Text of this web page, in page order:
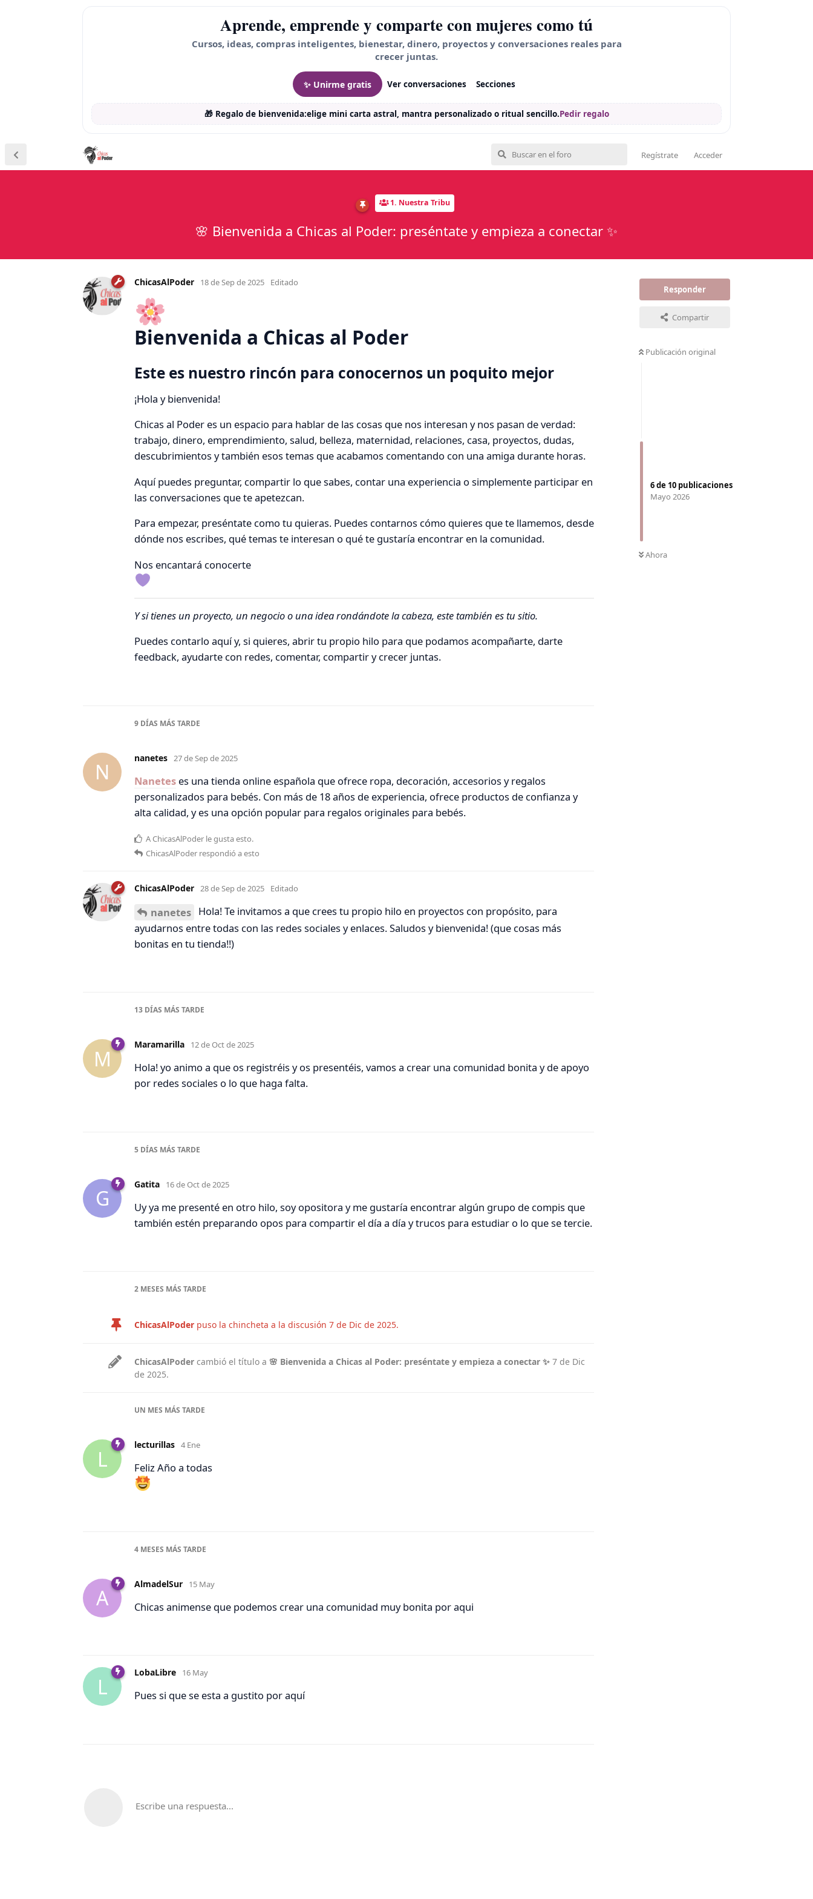
Aprende, emprende y comparte con mujeres como tú
Cursos, ideas, compras inteligentes, bienestar, dinero, proyectos y conversaciones reales para
crecer juntas.
✨ Unirme gratis Ver conversaciones Secciones
🎁 Regalo de bienvenida:elige mini carta astral, mantra personalizado o ritual sencillo.Pedir regalo
Regístrate Acceder
1. Nuestra Tribu
🌸 Bienvenida a Chicas al Poder: preséntate y empieza a conectar ✨
Responder
Compartir
Publicación original
6de 10 publicaciones
Mayo 2026
Ahora
ChicasAlPoder 18 de Sep de 2025 Editado
Bienvenida a Chicas al Poder
Este es nuestro rincón para conocernos un poquito mejor
¡Hola y bienvenida!
Chicas al Poder es un espacio para hablar de las cosas que nos interesan y nos pasan de verdad:
trabajo, dinero, emprendimiento, salud, belleza, maternidad, relaciones, casa, proyectos, dudas,
descubrimientos y también esos temas que acabamos comentando con una amiga durante horas.
Aquí puedes preguntar, compartir lo que sabes, contar una experiencia o simplemente participar en
las conversaciones que te apetezcan.
Para empezar, preséntate como tu quieras. Puedes contarnos cómo quieres que te llamemos, desde
dónde nos escribes, qué temas te interesan o qué te gustaría encontrar en la comunidad.
Nos encantará conocerte
Y si tienes un proyecto, un negocio o una idea rondándote la cabeza, este también es tu sitio.
Puedes contarlo aquí y, si quieres, abrir tu propio hilo para que podamos acompañarte, darte
feedback, ayudarte con redes, comentar, compartir y crecer juntas.
9 DÍAS MÁS TARDE
N
nanetes 27 de Sep de 2025
Nanetes es una tienda online española que ofrece ropa, decoración, accesorios y regalos
personalizados para bebés. Con más de 18 años de experiencia, ofrece productos de confianza y
alta calidad, y es una opción popular para regalos originales para bebés.
A ChicasAlPoder le gusta esto.
ChicasAlPoder respondió a esto
ChicasAlPoder 28 de Sep de 2025 Editado
nanetes Hola! Te invitamos a que crees tu propio hilo en proyectos con propósito, para
ayudarnos entre todas con las redes sociales y enlaces. Saludos y bienvenida! (que cosas más
bonitas en tu tienda!!)
13 DÍAS MÁS TARDE
M
Maramarilla 12 de Oct de 2025
Hola! yo animo a que os registréis y os presentéis, vamos a crear una comunidad bonita y de apoyo
por redes sociales o lo que haga falta.
5 DÍAS MÁS TARDE
G
Gatita 16 de Oct de 2025
Uy ya me presenté en otro hilo, soy opositora y me gustaría encontrar algún grupo de compis que
también estén preparando opos para compartir el día a día y trucos para estudiar o lo que se tercie.
2 MESES MÁS TARDE
ChicasAlPoder puso la chincheta a la discusión 7 de Dic de 2025.
ChicasAlPoder cambió el título a 🌸 Bienvenida a Chicas al Poder: preséntate y empieza a conectar ✨ 7 de Dic
de 2025.
UN MES MÁS TARDE
L
lecturillas 4 Ene
Feliz Año a todas
4 MESES MÁS TARDE
A
AlmadelSur 15 May
Chicas animense que podemos crear una comunidad muy bonita por aqui
L
LobaLibre 16 May
Pues si que se esta a gustito por aquí
Escribe una respuesta...